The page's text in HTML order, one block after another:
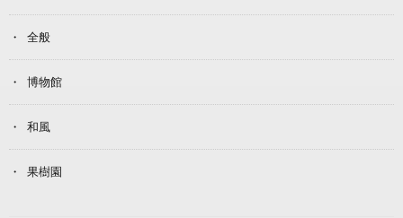
全般
博物館
和風
果樹園